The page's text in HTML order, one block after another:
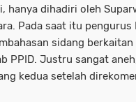
hanya dihadiri oleh
Pada saat itu
sidang
PPID. Justru sangat
kedua setelah